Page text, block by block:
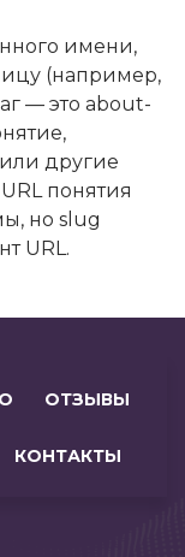
имени,
(например,
— это about-
другие
понятия
но slug
URL.
ОТЗЫВЫ
КОНТАКТЫ